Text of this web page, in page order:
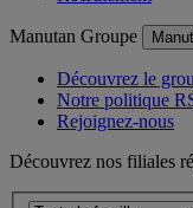
Manutan Groupe
Découvrez le
Notre politique
Rejoignez-nous
Découvrez nos filiales